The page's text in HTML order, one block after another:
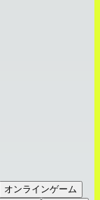
オンラインゲーム